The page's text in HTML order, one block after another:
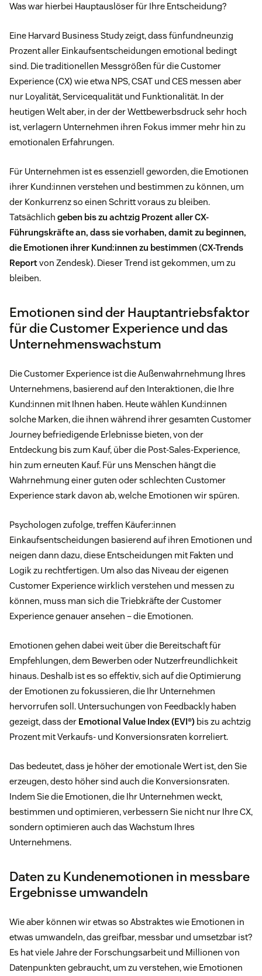
Was war hierbei Hauptauslöser für Ihre Entscheidung?
Eine Harvard Business Study zeigt, dass fünfundneunzig
Prozent aller Einkaufsentscheidungen emotional bedingt
sind. Die traditionellen Messgrößen für die Customer
Experience (CX) wie etwa NPS, CSAT und CES messen aber
nur Loyalität, Servicequalität und Funktionalität. In der
heutigen Welt aber, in der der Wettbewerbsdruck sehr hoch
ist, verlagern Unternehmen ihren Fokus immer mehr hin zu
emotionalen Erfahrungen.
Für Unternehmen ist es essenziell geworden, die Emotionen
ihrer Kund:innen verstehen und bestimmen zu können, um
der Konkurrenz so einen Schritt voraus zu bleiben.
Tatsächlich geben bis zu achtzig Prozent aller CX-
Führungskräfte an, dass sie vorhaben, damit zu beginnen,
die Emotionen ihrer Kund:innen zu bestimmen(CX-Trends
Reportvon Zendesk). Dieser Trend ist gekommen, um zu
bleiben.
Emotionen sind der Hauptantriebsfaktor
für die Customer Experience und das
Unternehmenswachstum
Die Customer Experience ist die Außenwahrnehmung Ihres
Unternehmens, basierend auf den Interaktionen, die Ihre
Kund:innen mit Ihnen haben. Heute wählen Kund:innen
solche Marken, die ihnen während ihrer gesamten Customer
Journey befriedigende Erlebnisse bieten, von der
Entdeckung bis zum Kauf, über die Post-Sales-Experience,
hin zum erneuten Kauf. Für uns Menschen hängt die
Wahrnehmung einer guten oder schlechten Customer
Experience stark davon ab, welche Emotionen wir spüren.
Psychologen zufolge, treffen Käufer:innen
Einkaufsentscheidungen basierend auf ihren Emotionen und
neigen dann dazu, diese Entscheidungen mit Fakten und
Logik zu rechtfertigen. Um also das Niveau der eigenen
Customer Experience wirklich verstehen und messen zu
können, muss man sich die Triebkräfte der Customer
Experience genauer ansehen – die Emotionen.
Emotionen gehen dabei weit über die Bereitschaft für
Empfehlungen, dem Bewerben oder Nutzerfreundlichkeit
hinaus. Deshalb ist es so effektiv, sich auf die Optimierung
der Emotionen zu fokussieren, die Ihr Unternehmen
hervorrufen soll. Untersuchungen von Feedbackly haben
gezeigt, dass der Emotional Value Index (EVI®) bis zu achtzig
Prozent mit Verkaufs- und Konversionsraten korreliert.
Das bedeutet, dass je höher der emotionale Wert ist, den Sie
erzeugen, desto höher sind auch die Konversionsraten.
Indem Sie die Emotionen, die Ihr Unternehmen weckt,
bestimmen und optimieren, verbessern Sie nicht nur Ihre CX,
sondern optimieren auch das Wachstum Ihres
Unternehmens.
Daten zu Kundenemotionen in messbare
Ergebnisse umwandeln
Wie aber können wir etwas so Abstraktes wie Emotionen in
etwas umwandeln, das greifbar, messbar und umsetzbar ist?
Es hat viele Jahre der Forschungsarbeit und Millionen von
Datenpunkten gebraucht, um zu verstehen, wie Emotionen